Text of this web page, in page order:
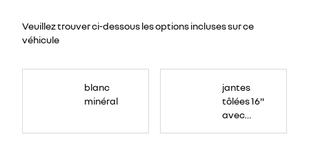
Veuillez trouver ci-dessous les options incluses sur ce
véhicule
blanc
minéral
jantes
tôlées 16"
avec